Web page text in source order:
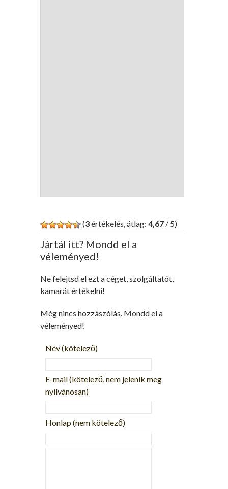
(3értékelés, átlag: 4,67 / 5)
Jártál itt? Mondd el a
véleményed!
Ne felejtsd el ezt a céget, szolgáltatót,
kamarát értékelni!
Még nincs hozzászólás. Mondd el a
véleményed!
Név(kötelező)
E-mail(kötelező, nem jelenik meg
nyilvánosan)
Honlap (nem kötelező)